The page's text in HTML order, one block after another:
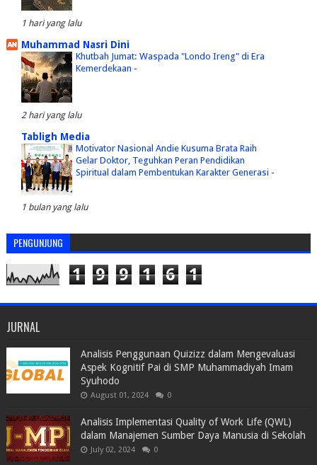
1 hari yang lalu
Muhammad Nasri Dini
Khutbah Jumat: Waspada "Londo Ireng" di Era
Kemerdekaan -
2 hari yang lalu
Tabligh Media
Motivator Nasional Andie Kusuma Brata Raih
Gelar Doktor, Teguhkan Peran Pendidikan
Spiritual dalam Pembentukan Karakter Generasi -
1 bulan yang lalu
PENGUNJUNG
1 9 9 1 6 1
JURNAL
Analisis Penggunaan Quizizz dalam Mengevaluasi
Aspek Kognitif Pai di SMP Muhammadiyah Imam
Syuhodo
August 01, 2024 0
Analisis Implementasi Quality of Work Life (QWL)
dalam Manajemen Sumber Daya Manusia di Sekolah
July 02, 2024 0